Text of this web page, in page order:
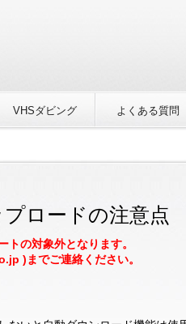
VHSダビング よくある質問
ロードの注意点
の対象外となります。
)までご連絡ください。